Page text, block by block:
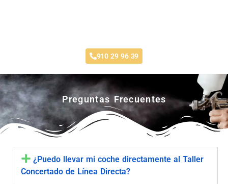
910 29 96 39
Preguntas Frecuentes
¿Puedo llevar mi coche directamente al Taller
Concertado de Línea Directa?